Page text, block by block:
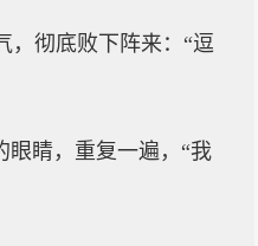
，彻底败下阵来：“逗
眼睛，重复一遍，“我